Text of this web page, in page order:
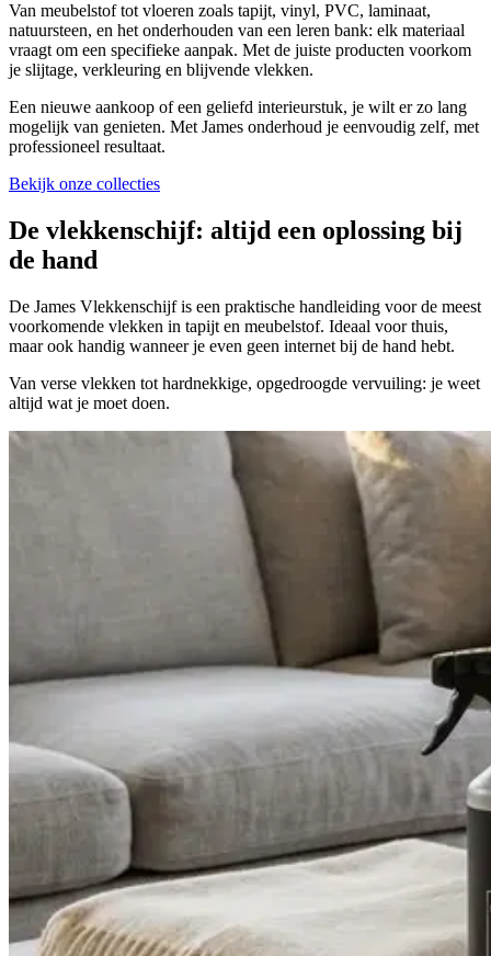
Van meubelstof tot vloeren zoals tapijt, vinyl, PVC, laminaat,
natuursteen, en het onderhouden van een leren bank: elk materiaal
vraagt om een specifieke aanpak. Met de juiste producten voorkom
je slijtage, verkleuring en blijvende vlekken.
Een nieuwe aankoop of een geliefd interieurstuk, je wilt er zo lang
mogelijk van genieten. Met James onderhoud je eenvoudig zelf, met
professioneel resultaat.
Bekijk onze collecties
De vlekkenschijf: altijd een oplossing bij
de hand
De James Vlekkenschijf is een praktische handleiding voor de meest
voorkomende vlekken in tapijt en meubelstof. Ideaal voor thuis,
maar ook handig wanneer je even geen internet bij de hand hebt.
Van verse vlekken tot hardnekkige, opgedroogde vervuiling: je weet
altijd wat je moet doen.